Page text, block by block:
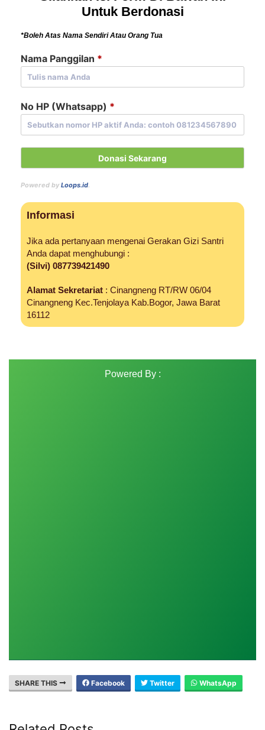
Untuk Berdonasi
*Boleh Atas Nama Sendiri Atau Orang Tua
Nama Panggilan *
No HP (Whatsapp) *
Powered byLoops.id.
Informasi
Jika ada pertanyaan mengenai Gerakan Gizi Santri
Anda dapat menghubungi :
(Silvi) 087739421490
Alamat Sekretariat : Cinangneng RT/RW 06/04
Cinangneng Kec.Tenjolaya Kab.Bogor, Jawa Barat
16112
Powered By :
SHARE THIS Facebook Twitter WhatsApp